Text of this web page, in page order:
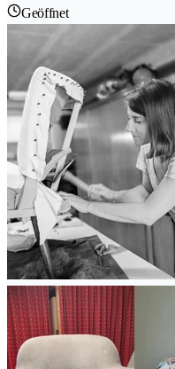
Geöffnet